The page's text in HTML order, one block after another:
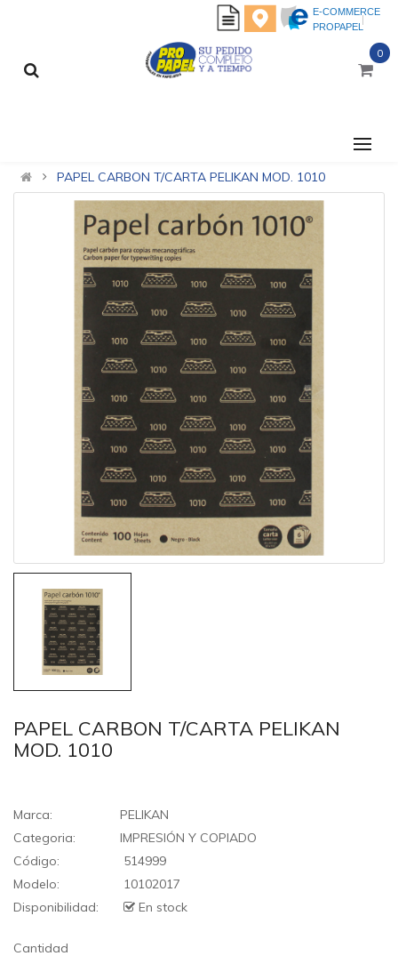
E-COMMERCE
PROPAPEL
0
PAPEL CARBON T/CARTA PELIKAN MOD. 1010
PAPEL CARBON T/CARTA PELIKAN
MOD. 1010
Marca:
PELIKAN
Categoria:
IMPRESIÓN Y COPIADO
Código:
514999
Modelo:
10102017
Disponibilidad:
En stock
Cantidad